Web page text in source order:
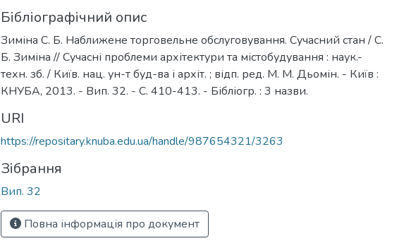
Бібліографічний опис
Зиміна С. Б. Наближене торговельне обслуговування. Сучасний стан / С.
Б. Зиміна // Сучасні проблеми архітектури та містобудування : наук.-
техн. зб. / Київ. нац. ун-т буд-ва і архіт. ; відп. ред. М. М. Дьомін. - Київ :
КНУБА, 2013. - Вип. 32. - С. 410-413. - Бібліогр. : 3 назви.
URI
https://repositary.knuba.edu.ua/handle/987654321/3263
Зібрання
Вип. 32
Повна інформація про документ